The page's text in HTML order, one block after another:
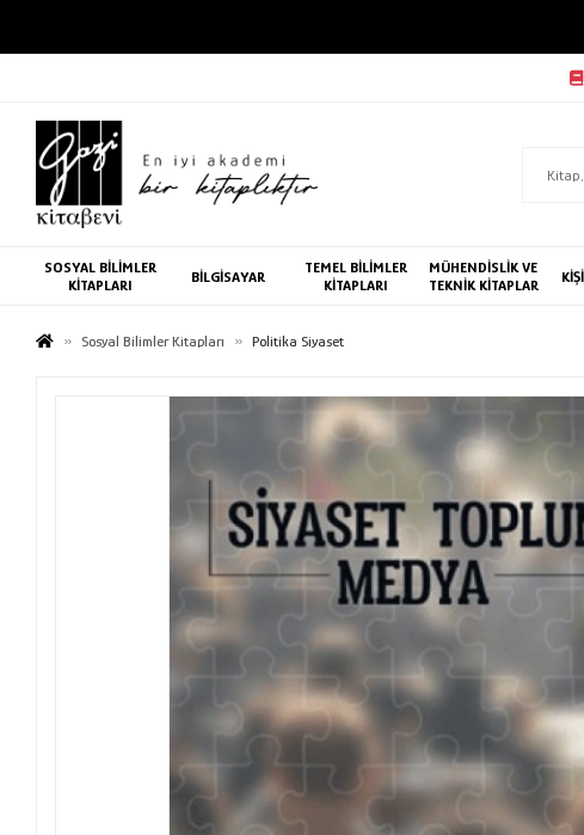
SOSYAL BİLİMLER
KİTAPLARI
BİLGİSAYAR
TEMEL BİLİMLER
KİTAPLARI
MÜHENDİSLİK VE
TEKNİK KİTAPLAR
Sosyal Bilimler Kitapları Politika Siyaset